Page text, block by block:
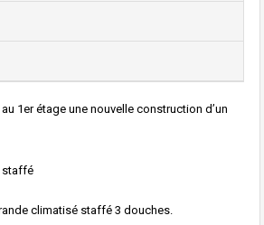
1er étage une nouvelle construction d’un
staffé
climatisé staffé 3 douches.